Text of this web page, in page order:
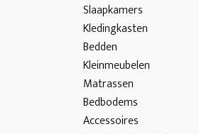
Slaapkamers
Kledingkasten
Bedden
Kleinmeubelen
Matrassen
Bedbodems
Accessoires